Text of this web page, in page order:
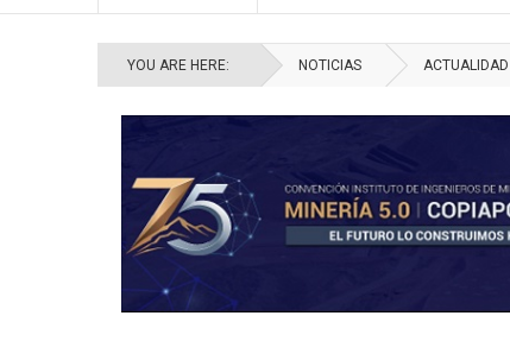
YOU ARE HERE: NOTICIAS ACTUALIDAD